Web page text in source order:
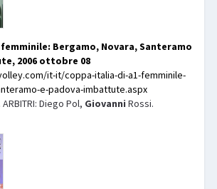
Bergamo, Novara, Santeramo
2006 ottobre 08
it-it/coppa-italia-di-a1-femminile-
e-padova-imbattute.aspx
Diego Pol, Giovanni Rossi.